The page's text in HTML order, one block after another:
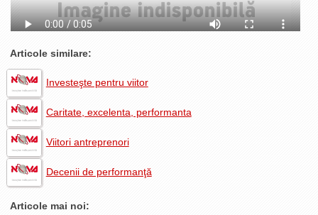
Articole similare:
Investeşte pentru viitor
Caritate, excelenta, performanta
Viitori antreprenori
Decenii de performanţă
Articole mai noi: